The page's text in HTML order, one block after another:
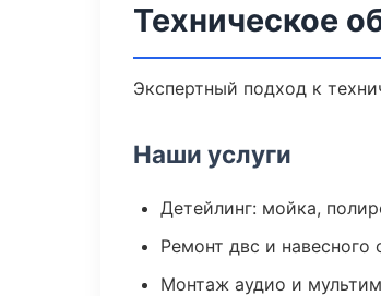
Техническое
Экспертный подход к
Наши услуги
Детейлинг: мойка,
Ремонт двс и навесного
Монтаж аудио и